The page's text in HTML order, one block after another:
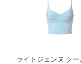
ライトジェンヌ クー